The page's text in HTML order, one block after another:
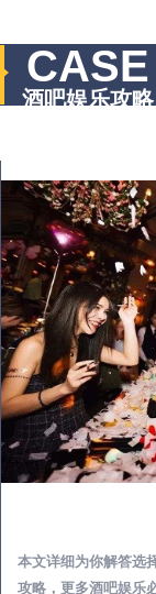
CASE
酒吧娱乐攻略
本文详细为你解答选
攻略，更多酒吧娱乐